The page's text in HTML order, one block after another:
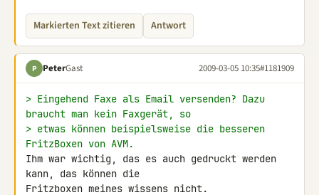
Markierten Text zitieren Antwort
P PeterGast 2009-03-05 10:35#1181909
> Eingehend Faxe als Email versenden? Dazu
braucht man kein Faxgerät, so
> etwas können beispielsweise die besseren
FritzBoxen von AVM.
Ihm war wichtig, das es auch gedruckt werden
kann, das können die
Fritzboxen meines wissens nicht.